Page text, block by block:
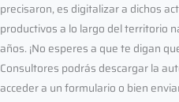
precisaron, es digitalizar a dichos
productivos a lo largo del territorio
años. ¡No esperes a que te digan
Consultores podrás descargar la
acceder a un formulario o bien